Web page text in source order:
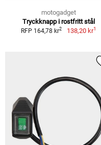
motogadget
Tryckknapp i rostfritt stål
RFP 164,78 kr2 138,20 kr1